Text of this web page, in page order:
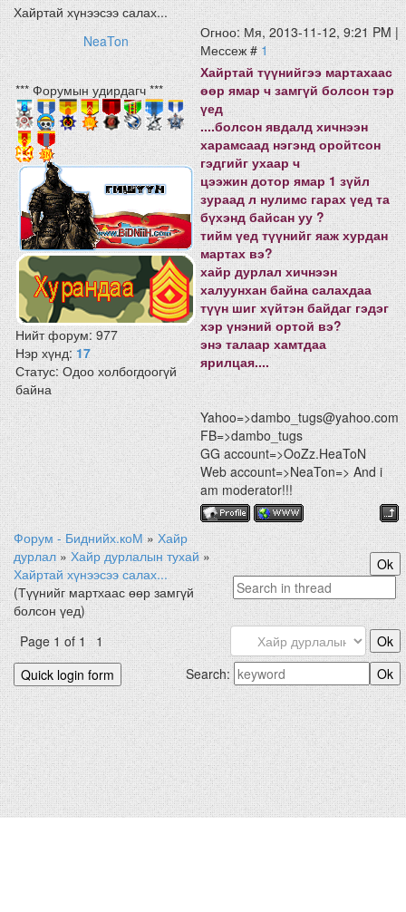
Хайртай хүнээсээ салах...
NeaTon
Огноо: Мя, 2013-11-12, 9:21 PM |
Мессеж #1
*** Форумын удирдагч ***
Нийт форум:977
Нэр хүнд:17
Статус:Одоо холбогдоогүй
байна
Хайртай түүнийгээ мартахаас
өөр ямар ч замгүй болсон тэр
үед
....болсон явдалд хичнээн
харамсаад нэгэнд оройтсон
гэдгийг ухаар ч
цээжин дотор ямар 1 зүйл
зураад л нулимс гарах үед та
бүхэнд байсан уу ?
тийм үед түүнийг яаж хурдан
мартах вэ?
хайр дурлал хичнээн
халуунхан байна салахдаа
түүн шиг хүйтэн байдаг гэдэг
хэр үнэний ортой вэ?
энэ талаар хамтдаа
ярилцая....
Yahoo=>dambo_tugs@yahoo.com
FB=>dambo_tugs
GG account=>OoZz.HeaToN
Web account=>NeaTon=> And i
am moderator!!!
Форум - Биднийх.коМ » Хайр
дурлал » Хайр дурлалын тухай »
Хайртай хүнээсээ салах...
(Түүнийг мартхаас өөр замгүй
болсон үед)
Page1of1 1
Search: